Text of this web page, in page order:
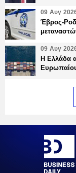
09 Αυγ
Έβρος-
09 Αυγ
Η Ελλάδα